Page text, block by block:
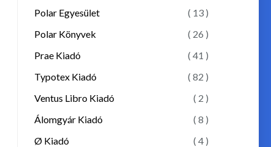
Polar Egyesület
( 13 )
Polar Könyvek
( 26 )
Prae Kiadó
( 41 )
Typotex Kiadó
( 82 )
Ventus Libro Kiadó
( 2 )
Álomgyár Kiadó
( 8 )
Ø Kiadó
( 4 )